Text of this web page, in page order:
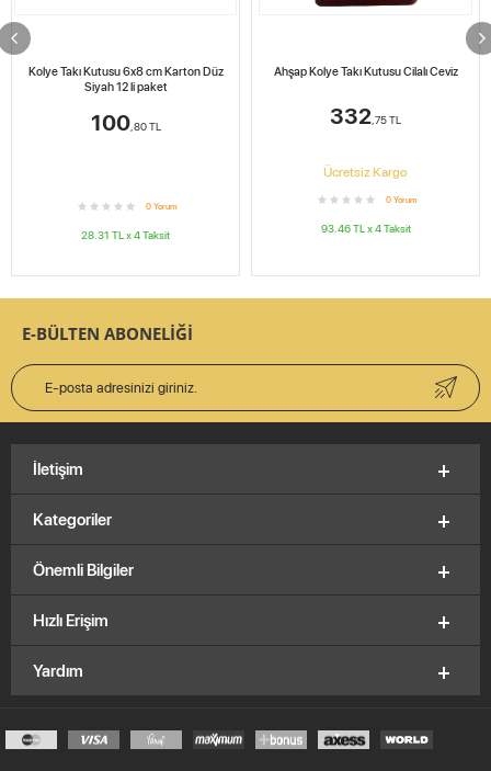
Kolye Takı Kutusu 6x8 cm Karton Düz
Siyah 12 li paket
100,80TL
0 Yorum
28.31 TL x4Taksit
Ahşap Kolye Takı Kutusu Cilalı Ceviz
332,75TL
Ücretsiz Kargo
0 Yorum
93.46TL x4Taksit
E-BÜLTEN ABONELİĞİ
Kategoriler
Önemli Bilgiler
Hızlı Erişim
Yardım
İletişim